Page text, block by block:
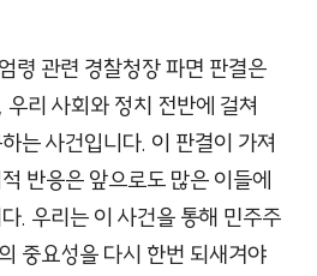
령 관련 경찰청장 파면 판결은
리 사회와 정치 전반에 걸쳐
는 사건입니다. 이 판결이 가져
반응은 앞으로도 많은 이들에
. 우리는 이 사건을 통해 민주주
중요성을 다시 한번 되새겨야